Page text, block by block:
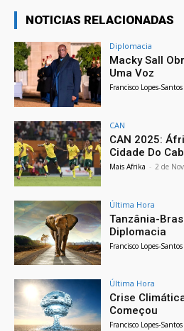
NOTICIAS RELACIONADAS
Diplomacia
Macky Sall
Uma Voz
Francisco Lopes-Santos
CAN
CAN 2025:
Cidade Do
Mais Afrika - 2 de
Última Hora
Tanzânia-
Diplomacia
Francisco Lopes-Santos
Última Hora
Crise
Começou
Francisco Lopes-Santos